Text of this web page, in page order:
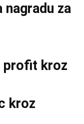
za
profit kroz
kroz